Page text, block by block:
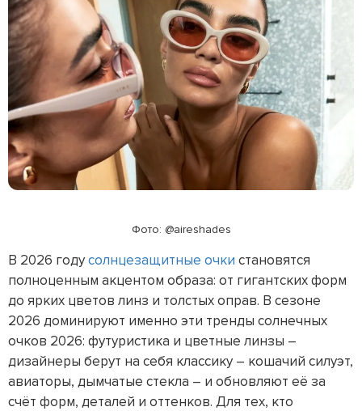
Фото: @aireshades
В 2026 годусолнцезащитные очки становятся
полноценным акцентом образа: от гигантских форм
до ярких цветов линз и толстых оправ. В сезоне
2026 доминируют именно эти тренды солнечных
очков 2026: футуристика и цветные линзы –
дизайнеры берут на себя классику – кошачий силуэт,
авиаторы, дымчатые стекла – и обновляют её за
счёт форм, деталей и оттенков. Для тех, кто